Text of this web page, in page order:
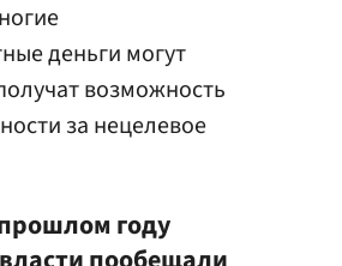
деньги могут
возможность
за нецелевое
году